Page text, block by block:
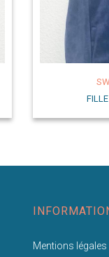
Mentions légales